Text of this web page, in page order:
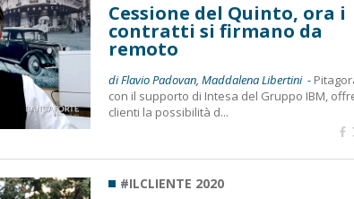
Cessione del Quinto, ora i
contratti si firmano da
remoto
di Flavio Padovan, Maddalena Libertini -
con il supporto di Intesa del Gruppo IBM,
clienti la possibilità d...
#ILCLIENTE 2020